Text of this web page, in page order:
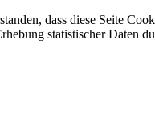
dass diese Seite
statistischer Daten